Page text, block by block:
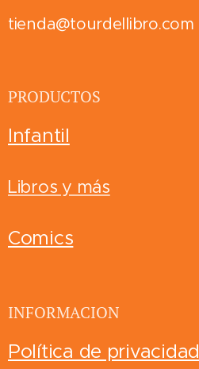
tienda@tourdellibro.com
PRODUCTOS
Infantil
Libros y más
Comics
INFORMACION
Política de privacidad